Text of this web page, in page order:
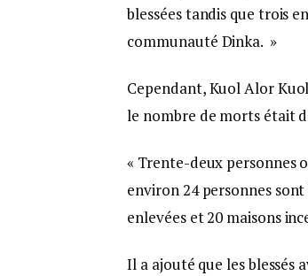
blessées tandis que trois
communauté Dinka. »
Cependant, Kuol Alor
le nombre de morts était
« Trente-deux personnes
environ 24 personnes
enlevées et 20 maisons
Il a ajouté que les blessés